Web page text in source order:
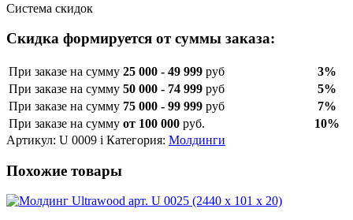
Система скидок
Скидка формируется от суммы заказа:
При заказе на сумму 25 000 - 49 999 руб
3%
При заказе на сумму 50 000 - 74 999 руб
5%
При заказе на сумму 75 000 - 99 999 руб
7%
При заказе на сумму от 100 000 руб.
10%
Артикул: U 0009 i Категория: Молдинги
Похожие товары